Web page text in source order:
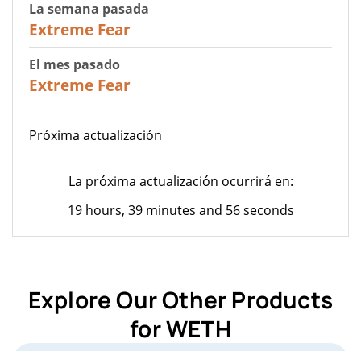
La semana pasada
Extreme Fear
El mes pasado
Extreme Fear
Próxima actualización
La próxima actualización ocurrirá en:
19 hours, 39 minutes and 56 seconds
Explore Our Other Products
for WETH